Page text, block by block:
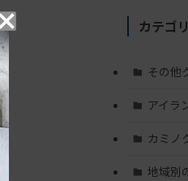
カテゴ
その他
アイラ
カミノ
地域別